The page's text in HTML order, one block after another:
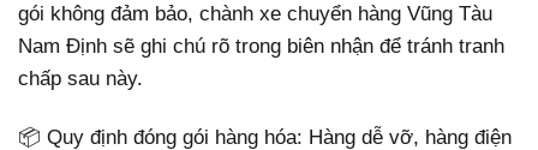
gói không đảm bảo, chành xe chuyển hàng Vũng Tàu
Nam Định sẽ ghi chú rõ trong biên nhận để tránh tranh
chấp sau này.
📦 Quy định đóng gói hàng hóa: Hàng dễ vỡ, hàng điện